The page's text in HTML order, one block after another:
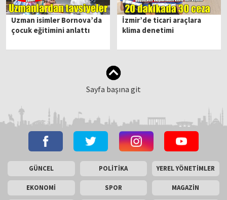
Uzman isimler Bornova’da
çocuk eğitimini anlattı
İzmir’de ticari araçlara
klima denetimi
Sayfa başına git
GÜNCEL POLİTİKA YEREL YÖNETİMLER
EKONOMİ SPOR MAGAZİN